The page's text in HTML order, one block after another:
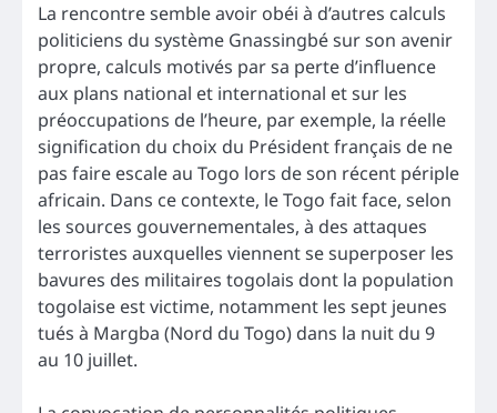
La rencontre semble avoir obéi à d’autres calculs
politiciens du système Gnassingbé sur son avenir
propre, calculs motivés par sa perte d’influence
aux plans national et international et sur les
préoccupations de l’heure, par exemple, la réelle
signification du choix du Président français de ne
pas faire escale au Togo lors de son récent périple
africain. Dans ce contexte, le Togo fait face, selon
les sources gouvernementales, à des attaques
terroristes auxquelles viennent se superposer les
bavures des militaires togolais dont la population
togolaise est victime, notamment les sept jeunes
tués à Margba (Nord du Togo) dans la nuit du 9
au 10 juillet.